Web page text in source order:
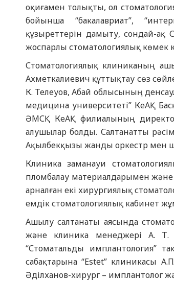
оқиғамен толықты, ол
бойынша “бакалавриат”,
құзыреттерін дамыту, сондай-
жоспарлы стоматологиялық көмек
Стоматологиялық клиниканың
Ахметкалиевич құттықтау сөз
К. Телеуов, Абай облысының
медицина университеті” КеАҚ
ӘМСҚ КеАҚ филиалының
алушылар болды. Салтанатты
Ақылбекқызы жанды оркестр мен
Клиника заманауи
пломбалау материалдарымен және
арналған екі хирургиялық
емдік стоматологиялық кабинет
Ашылу салтанаты аясында
және клиника менеджері А. Т.
“Стоматальды имплантология”
сабақтарына “Estet” клиникасы
Әділханов-хирург – имплантолог